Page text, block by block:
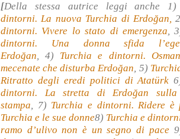
[Della stessa autrice leggi anche
dintorni. La nuova Turchia di Erdoğan,
dintorni. Vivere lo stato di emergenza,
dintorni. Una donna sfida
Erdoğan, 4) Turchia e dintorni.
mecenate che disturba Erdoğan, 5)
Ritratto degli eredi politici di Atatürk
dintorni. La stretta di Erdoğan
stampa, 7) Turchia e dintorni. Ridere è
Turchia e le sue donne8) Turchia e
ramo d’ulivo non è un segno di pace